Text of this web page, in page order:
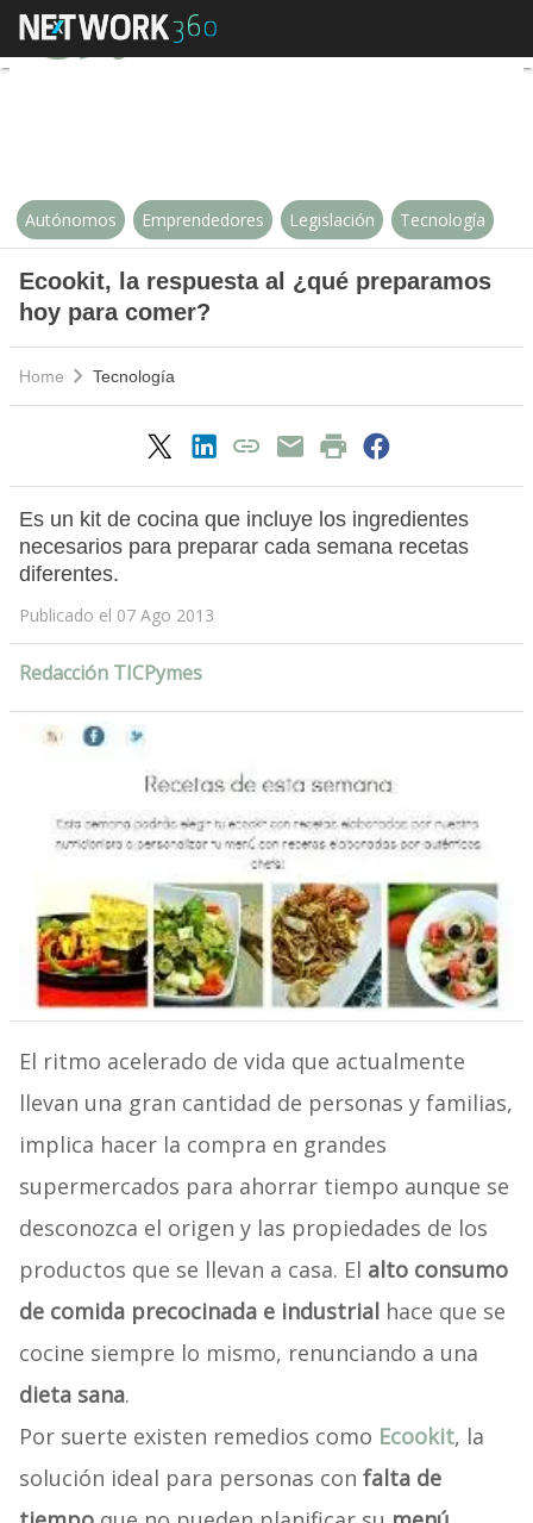
Ecookit, la respuesta al ¿qué
Autónomos Emprendedores Legislación Tecnología
Ecookit, la respuesta al ¿qué preparamos
hoy para comer?
Home Tecnología
Es un kit de cocina que incluye los ingredientes
necesarios para preparar cada semana recetas
diferentes.
Publicado el 07 Ago 2013
Redacción TICPymes
El ritmo acelerado de vida que actualmente
llevan una gran cantidad de personas y familias,
implica hacer la compra en grandes
supermercados para ahorrar tiempo aunque se
desconozca el origen y las propiedades de los
productos que se llevan a casa. El alto consumo
de comida precocinada e industrial hace que se
cocine siempre lo mismo, renunciando a una
dieta sana.
Por suerte existen remedios como Ecookit, la
solución ideal para personas con falta de